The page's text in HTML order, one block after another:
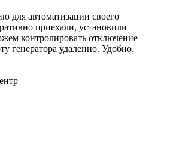
для автоматизации своего
приехали, установили
контролировать отключение
генератора удаленно. Удобно.